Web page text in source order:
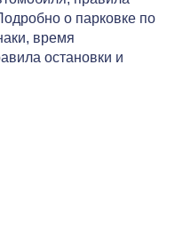
о парковке по
время
остановки и